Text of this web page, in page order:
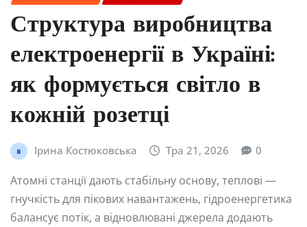
Структура виробництва
електроенергії в Україні:
як формується світло в
кожній розетці
Ірина Костюковська Тра 21, 2026 0
Атомні станції дають стабільну основу, теплові —
гнучкість для пікових навантажень, гідроенергетика
балансує потік, а відновлювані джерела додають